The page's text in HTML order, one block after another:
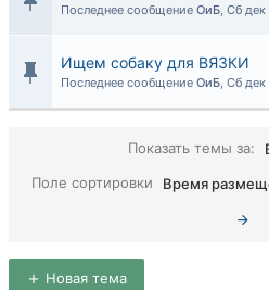
Последнее сообщение ОиБ, Сб дек
Ищем собаку для ВЯЗКИ
Последнее сообщение ОиБ, Сб дек
Показать темы за:
Поле сортировки
Время
Новая тема